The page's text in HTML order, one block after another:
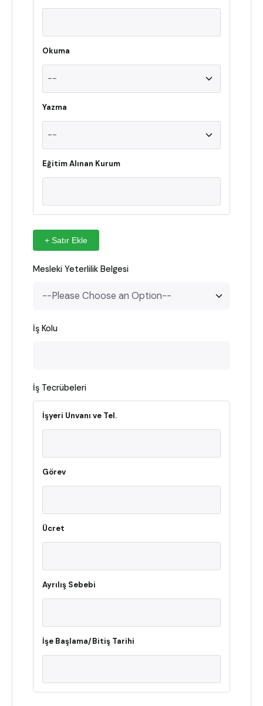
Okuma
Yazma
Eğitim Alınan Kurum
+ Satır Ekle
Mesleki Yeterlilik Belgesi
İş Kolu
İş Tecrübeleri
İşyeri Unvanı ve Tel.
Görev
Ücret
Ayrılış Sebebi
İşe Başlama/Bitiş Tarihi